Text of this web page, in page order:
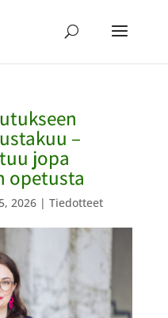
–
jopa
opetusta
2026| Tiedotteet